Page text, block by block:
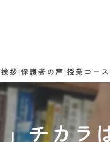
拶
師のご依頼・ご相談
保護者の声 授業コース
チカラ